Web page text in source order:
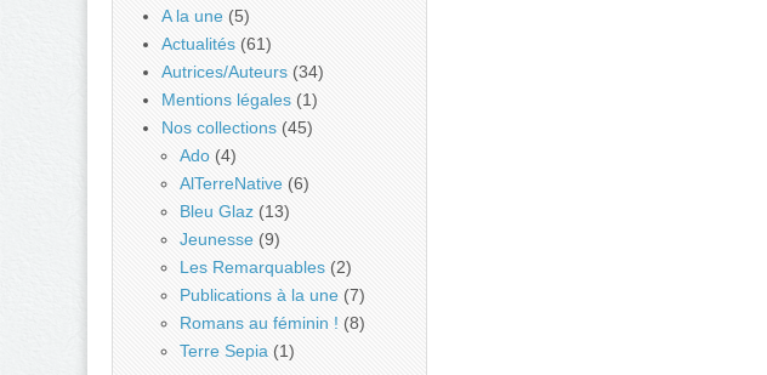
A la une (5)
Actualités (61)
Autrices/Auteurs (34)
Mentions légales (1)
Nos collections (45)
Ado (4)
AlTerreNative (6)
Bleu Glaz (13)
Jeunesse (9)
Les Remarquables (2)
Publications à la une (7)
Romans au féminin ! (8)
Terre Sepia (1)